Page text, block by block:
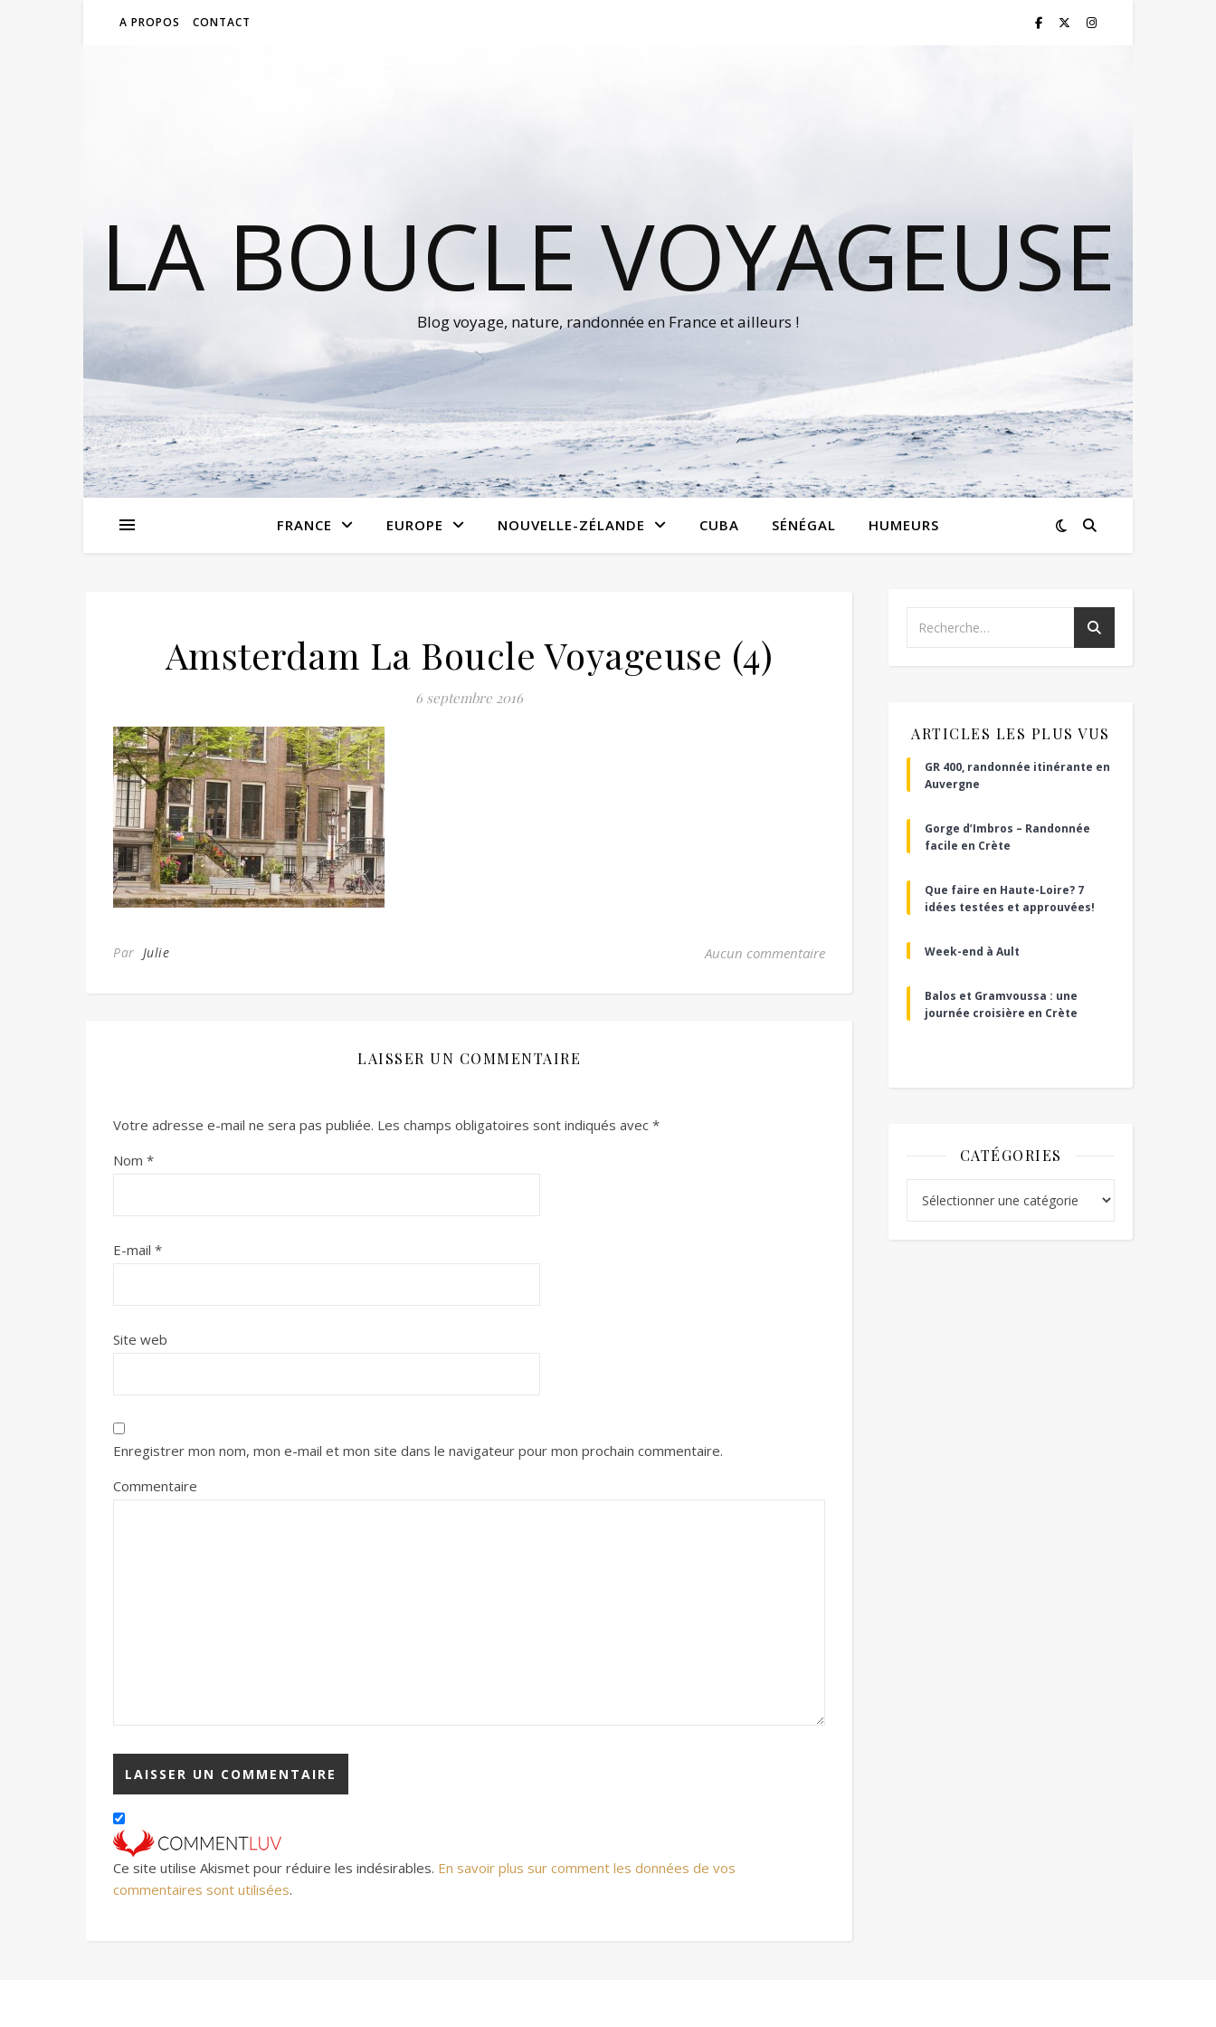
A PROPOS CONTACT
LA BOUCLE VOYAGEUSE
Blog voyage, nature, randonnée en France et ailleurs !
FRANCE EUROPE NOUVELLE-ZÉLANDE CUBA SÉNÉGAL HUMEURS
Amsterdam La Boucle Voyageuse (4)
6 septembre 2016
Par Julie Aucun commentaire
LAISSER UN COMMENTAIRE
Votre adresse e-mail ne sera pas publiée. Les champs obligatoires sont indiqués avec *
Nom *
E-mail *
Site web
Enregistrer mon nom, mon e-mail et mon site dans le navigateur pour mon prochain commentaire.
Commentaire
Ce site utilise Akismet pour réduire les indésirables. En savoir plus sur comment les données de vos
commentaires sont utilisées.
ARTICLES LES PLUS VUS
GR 400, randonnée itinérante en
Auvergne
Gorge d’Imbros – Randonnée
facile en Crète
Que faire en Haute-Loire? 7
idées testées et approuvées!
Week-end à Ault
Balos et Gramvoussa : une
journée croisière en Crète
CATÉGORIES